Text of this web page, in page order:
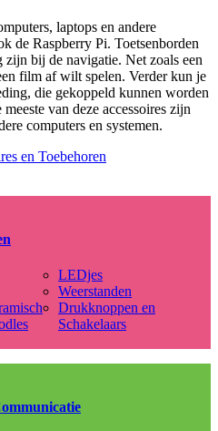
laptops en andere
de Raspberry Pi. Toetsenborden
zijn bij de navigatie. Net zoals een
film af wilt spelen. Verder kun je
die gekoppeld kunnen worden
van deze accessoires zijn
computers en systemen.
en Toebehoren
LEDjes
Weerstanden
Drukknoppen en
Schakelaars